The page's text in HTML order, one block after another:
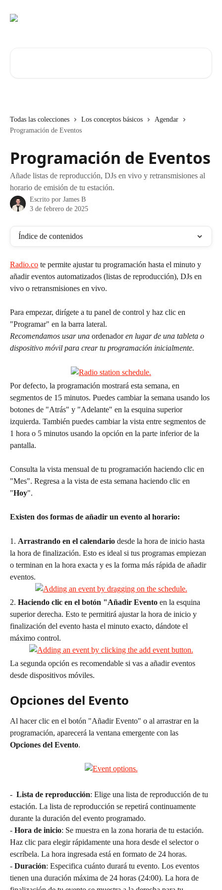
Todas las colecciones Los conceptos básicos
Agendar
Programación de Eventos
Programación de Eventos
Añade listas de reproducción, DJs en vivo y retransmisiones al
horario de emisión de tu estación.
Escrito por James B
3 de febrero de 2025
Índice de contenidos
Radio.co te permite ajustar tu programación hasta el minuto y
añadir eventos automatizados (listas de reproducción), DJs en
vivo o retransmisiones en vivo.
Para empezar, dirígete a tu panel de control y haz clic en
"Programar" en la barra lateral.
Recomendamos usar una ordenador en lugar de una tableta o
dispositivo móvil para crear tu programación inicialmente.
Por defecto, la programación mostrará esta semana, en
segmentos de 15 minutos. Puedes cambiar la semana usando los
botones de "Atrás" y "Adelante" en la esquina superior
izquierda. También puedes cambiar la vista entre segmentos de
1 hora o 5 minutos usando la opción en la parte inferior de la
pantalla.
Consulta la vista mensual de tu programación haciendo clic en
"Mes". Regresa a la vista de esta semana haciendo clic en
"Hoy".
Existen dos formas de añadir un evento al horario:
1. Arrastrando en el calendario desde la hora de inicio hasta
la hora de finalización. Esto es ideal si tus programas empiezan
o terminan en la hora exacta y es la forma más rápida de añadir
eventos.
2. Haciendo clic en el botón "Añadir Evento en la esquina
superior derecha. Esto te permitirá ajustar la hora de inicio y
finalización del evento hasta el minuto exacto, dándote el
máximo control.
La segunda opción es recomendable si vas a añadir eventos
desde dispositivos móviles.
Opciones del Evento
Al hacer clic en el botón "Añadir Evento" o al arrastrar en la
programación, aparecerá la ventana emergente con las
Opciones del Evento.
- Lista de reproducción: Elige una lista de reproducción de tu
estación. La lista de reproducción se repetirá continuamente
durante la duración del evento programado.
- Hora de inicio: Se muestra en la zona horaria de tu estación.
Haz clic para elegir rápidamente una hora desde el selector o
escríbela. La hora ingresada está en formato de 24 horas.
- Duración: Especifica cuánto durará tu evento. Los eventos
tienen una duración máxima de 24 horas (24:00). La hora de